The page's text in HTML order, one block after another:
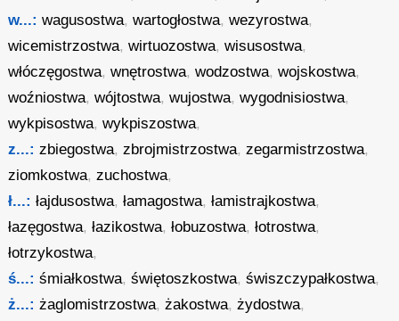
w...: wagusostwa,wartogłostwa,wezyrostwa,
wicemistrzostwa,wirtuozostwa,wisusostwa,
włóczęgostwa,wnętrostwa,wodzostwa,wojskostwa,
woźniostwa,wójtostwa,wujostwa,wygodnisiostwa,
wykpisostwa,wykpiszostwa,
z...: zbiegostwa,zbrojmistrzostwa,zegarmistrzostwa,
ziomkostwa,zuchostwa,
ł...: łajdusostwa,łamagostwa,łamistrajkostwa,
łazęgostwa,łazikostwa,łobuzostwa,łotrostwa,
łotrzykostwa,
ś...: śmiałkostwa,świętoszkostwa,świszczypałkostwa,
ż...: żaglomistrzostwa,żakostwa,żydostwa,